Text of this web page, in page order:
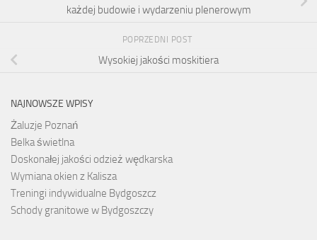
każdej budowie i wydarzeniu plenerowym
POPRZEDNI POST
Wysokiej jakości moskitiera
NAJNOWSZE WPISY
Żaluzje Poznań
Belka świetlna
Doskonałej jakości odzież wędkarska
Wymiana okien z Kalisza
Treningi indywidualne Bydgoszcz
Schody granitowe w Bydgoszczy